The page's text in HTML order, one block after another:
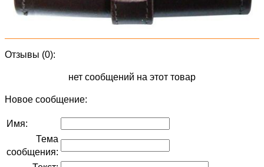
Отзывы (0):
нет сообщений на этот товар
Новое сообщение:
Имя:
Тема
сообщения: